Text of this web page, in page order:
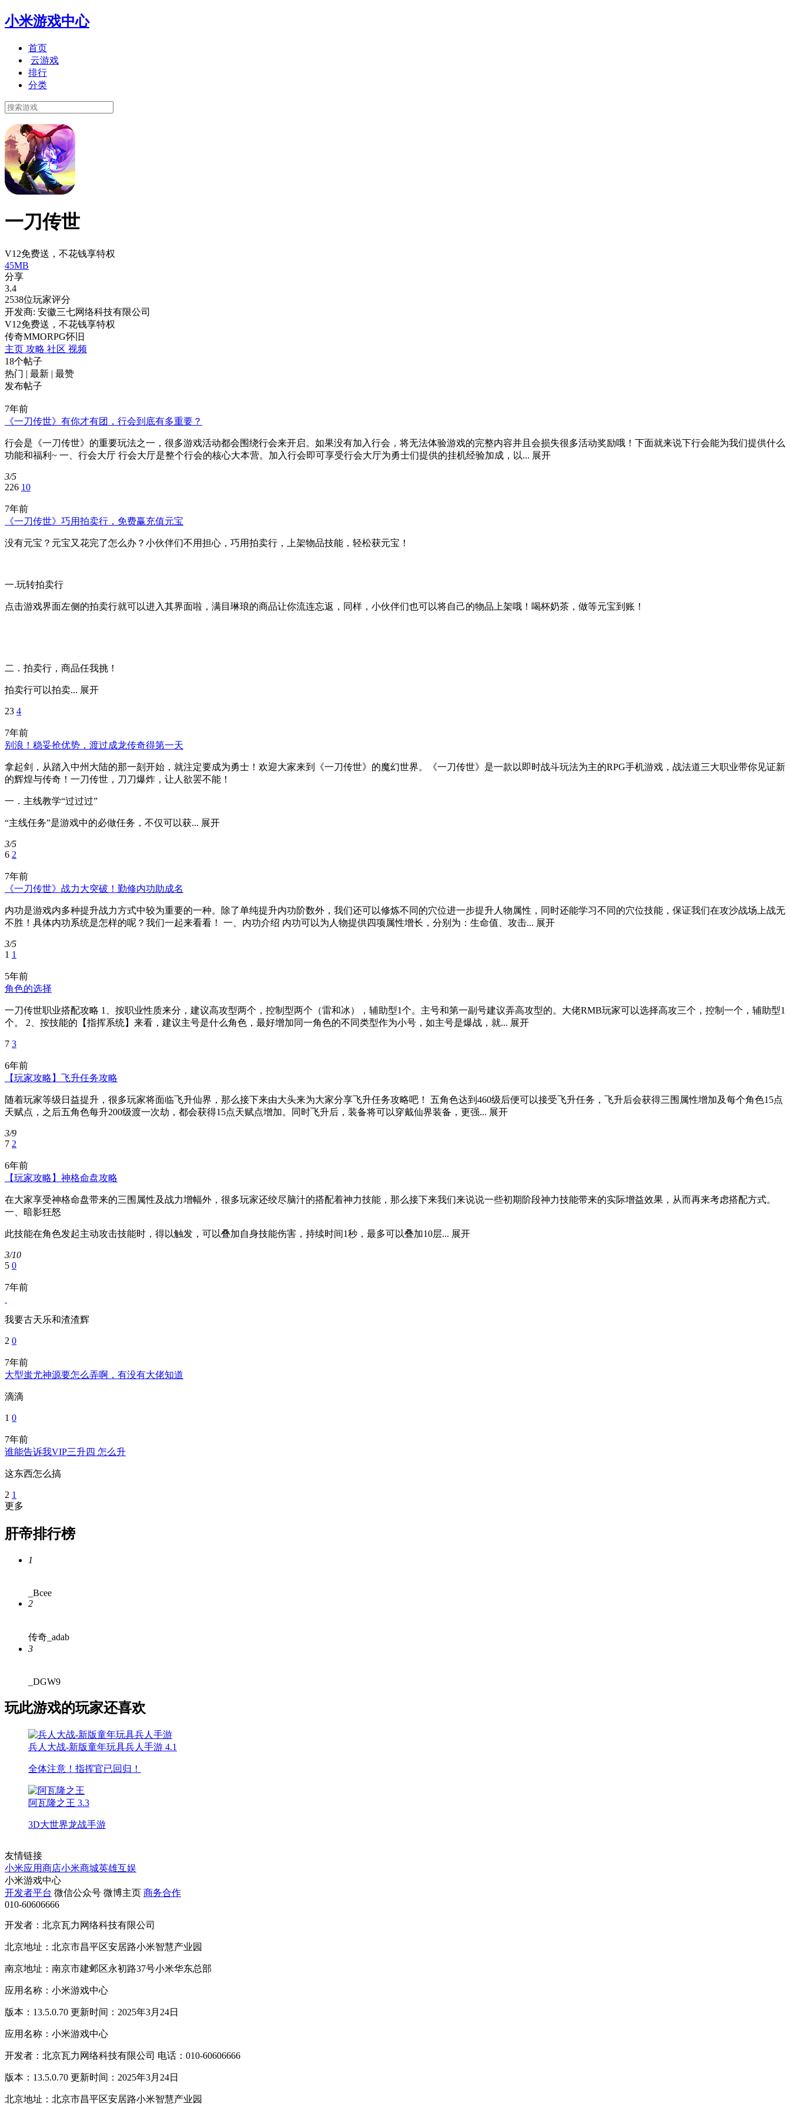
小米游戏中心
首页
云游戏
排行
分类
一刀传世
V12免费送，不花钱享特权
45MB
分享
3.4
2538位玩家评分
开发商: 安徽三七网络科技有限公司
V12免费送，不花钱享特权
传奇MMORPG怀旧
主页 攻略 社区 视频
18个帖子
热门 | 最新 | 最赞
发布帖子
7年前
《一刀传世》有你才有团，行会到底有多重要？
行会是《一刀传世》的重要玩法之一，很多游戏活动都会围绕行会来开启。如果没有加入行会，将无法体验游戏的完整内容并且会损失很多活动奖励哦！下面就来说下行会能为我们提供什么
功能和福利~ 一、行会大厅 行会大厅是整个行会的核心大本营。加入行会即可享受行会大厅为勇士们提供的挂机经验加成，以... 展开
3/5
226 10
7年前
《一刀传世》巧用拍卖行，免费赢充值元宝
没有元宝？元宝又花完了怎么办？小伙伴们不用担心，巧用拍卖行，上架物品技能，轻松获元宝！
一.玩转拍卖行
点击游戏界面左侧的拍卖行就可以进入其界面啦，满目琳琅的商品让你流连忘返，同样，小伙伴们也可以将自己的物品上架哦！喝杯奶茶，做等元宝到账！
二．拍卖行，商品任我挑！
拍卖行可以拍卖... 展开
23 4
7年前
别浪！稳妥抢优势，渡过成龙传奇得第一天
拿起剑，从踏入中州大陆的那一刻开始，就注定要成为勇士！欢迎大家来到《一刀传世》的魔幻世界。《一刀传世》是一款以即时战斗玩法为主的RPG手机游戏，战法道三大职业带你见证新
的辉煌与传奇！一刀传世，刀刀爆炸，让人欲罢不能！
一．主线教学“过过过”
“主线任务”是游戏中的必做任务，不仅可以获... 展开
3/5
6 2
7年前
《一刀传世》战力大突破！勤修内功助成名
内功是游戏内多种提升战力方式中较为重要的一种。除了单纯提升内功阶数外，我们还可以修炼不同的穴位进一步提升人物属性，同时还能学习不同的穴位技能，保证我们在攻沙战场上战无
不胜！具体内功系统是怎样的呢？我们一起来看看！ 一、内功介绍 内功可以为人物提供四项属性增长，分别为：生命值、攻击... 展开
3/5
1 1
5年前
角色的选择
一刀传世职业搭配攻略 1、按职业性质来分，建议高攻型两个，控制型两个（雷和冰），辅助型1个。主号和第一副号建议弄高攻型的。大佬RMB玩家可以选择高攻三个，控制一个，辅助型1
个。 2、按技能的【指挥系统】来看，建议主号是什么角色，最好增加同一角色的不同类型作为小号，如主号是爆战，就... 展开
7 3
6年前
【玩家攻略】飞升任务攻略
随着玩家等级日益提升，很多玩家将面临飞升仙界，那么接下来由大头来为大家分享飞升任务攻略吧！ 五角色达到460级后便可以接受飞升任务，飞升后会获得三围属性增加及每个角色15点
天赋点，之后五角色每升200级渡一次劫，都会获得15点天赋点增加。同时飞升后，装备将可以穿戴仙界装备，更强... 展开
3/9
7 2
6年前
【玩家攻略】神格命盘攻略
在大家享受神格命盘带来的三围属性及战力增幅外，很多玩家还绞尽脑汁的搭配着神力技能，那么接下来我们来说说一些初期阶段神力技能带来的实际增益效果，从而再来考虑搭配方式。
一、暗影狂怒
此技能在角色发起主动攻击技能时，得以触发，可以叠加自身技能伤害，持续时间1秒，最多可以叠加10层... 展开
3/10
5 0
7年前
我要古天乐和渣渣辉
2 0
7年前
大型蚩尤神源要怎么弄啊，有没有大佬知道
滴滴
1 0
7年前
谁能告诉我VIP三升四 怎么升
这东西怎么搞
2 1
更多
肝帝排行榜
1
_Bcee
2
传奇_adab
3
_DGW9
玩此游戏的玩家还喜欢
兵人大战-新版童年玩具兵人手游 4.1
全体注意！指挥官已回归！
阿瓦隆之王 3.3
3D大世界龙战手游
友情链接
小米应用商店小米商城英雄互娱
小米游戏中心
开发者平台 微信公众号 微博主页 商务合作
010-60606666
开发者：北京瓦力网络科技有限公司
北京地址：北京市昌平区安居路小米智慧产业园
南京地址：南京市建邺区永初路37号小米华东总部
应用名称：小米游戏中心
版本：13.5.0.70 更新时间：2025年3月24日
应用名称：小米游戏中心
开发者：北京瓦力网络科技有限公司 电话：010-60606666
版本：13.5.0.70 更新时间：2025年3月24日
北京地址：北京市昌平区安居路小米智慧产业园